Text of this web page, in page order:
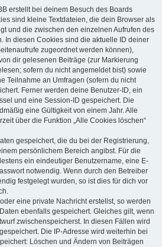
erstellt bei deinem Besuch des Boards
sind kleine Textdateien, die dein Browser als
und die zwischen den einzelnen Aufrufen des
In diesen Cookies sind die aktuelle ID deiner
zugeordnet werden können),
dir gelesenen Beiträge (zur Markierung
sofern du nicht angemeldet bist) sowie
Teilnahme an Umfragen (sofern du nicht
Ferner werden deine Benutzer-ID, ein
und eine Session-ID gespeichert. Die
eine Gültigkeit von einem Jahr. Alle
über die Funktion „Alle Cookies löschen“
gespeichert, die du bei der Registrierung,
persönlichem Bereich angibst. Für die
ein eindeutiger Benutzername, eine E-
notwendig. Wenn durch den Betreiber
festgelegt wurden, so ist dies für dich vor
eine private Nachricht erstellst, so werden
ebenfalls gespeichert. Gleiches gilt, wenn
zwischenspeicherst. In diesen Fällen wird
Die IP-Adresse wird weiterhin bei
Löschen und Ändern von Beiträgen